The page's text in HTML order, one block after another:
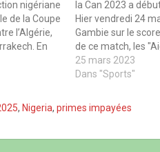
nigériane
de la Coupe
l’Algérie,
En
toujours
sans
la Can 2023 a
Hier vendredi 24
Gambie sur le
de ce match, les
en grève. En effet,
d’informations So
25 mars 2023
Dans "Sports"
, Nigeria, primes impayées